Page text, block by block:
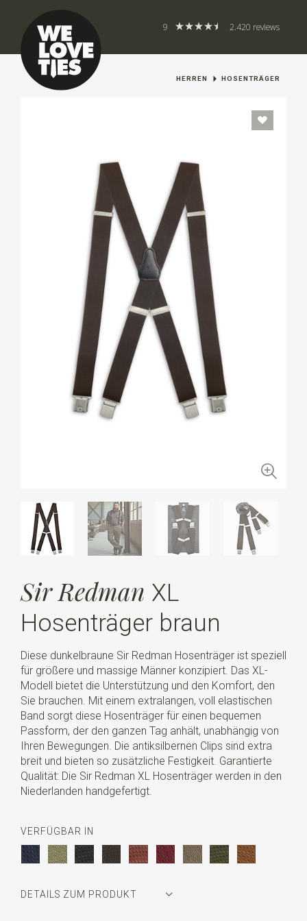
9 2.420 reviews
HERREN HOSENTRÄGER
Sir Redman XL
Hosenträger braun
Diese dunkelbraune Sir Redman Hosenträger ist speziell
für größere und massige Männer konzipiert. Das XL-
Modell bietet die Unterstützung und den Komfort, den
Sie brauchen. Mit einem extralangen, voll elastischen
Band sorgt diese Hosenträger für einen bequemen
Passform, der den ganzen Tag anhält, unabhängig von
Ihren Bewegungen. Die antiksilbernen Clips sind extra
breit und bieten so zusätzliche Festigkeit. Garantierte
Qualität: Die Sir Redman XL Hosenträger werden in den
Niederlanden handgefertigt.
VERFÜGBAR IN
DETAILS ZUM PRODUKT